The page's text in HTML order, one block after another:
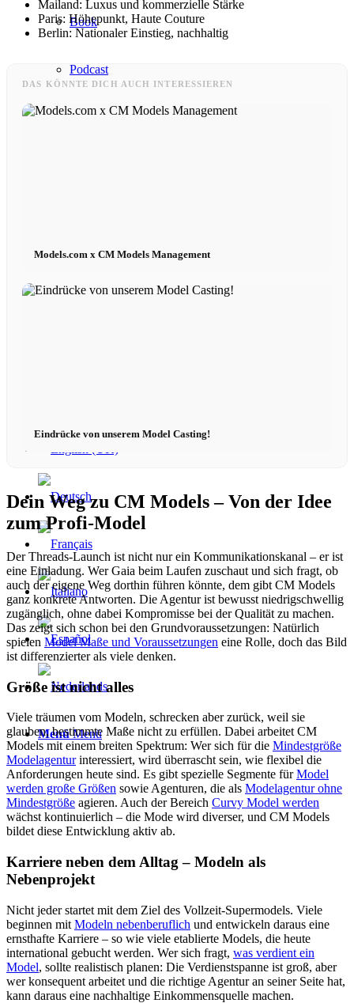
Book
Podcast
Peppa Of The Day
x Instagram
Menü Menü
Mailand: Luxus und kommerzielle Stärke
Paris: Höhepunkt, Haute Couture
Berlin: Nationaler Einstieg, nachhaltig
DAS KÖNNTE DICH AUCH INTERESSIEREN
Models.com x CM Models Management
Eindrücke von unserem Model Casting!
Dein Weg zu CM Models – Von der Idee
zum Profi-Model
Der Threads-Launch ist nicht nur ein Kommunikationskanal – er ist
eine Einladung. Wer Gaia beim Laufen zuschaut und sich fragt, ob
auch der eigene Weg dorthin führen könnte, dem gibt CM Models
ganz konkrete Antworten. Die Agentur ist bewusst niedrigschwellig
zugänglich, ohne dabei Kompromisse bei der Qualität zu machen.
Das zeigt sich schon bei den Grundvoraussetzungen: Natürlich
spielen Model Maße und Voraussetzungen eine Rolle, doch das Bild
ist differenzierter als viele denken.
Größe ist nicht alles
Viele träumen vom Modeln, schrecken aber zurück, weil sie
glauben, bestimmte Maße nicht zu erfüllen. Dabei arbeitet CM
Models mit einem breiten Spektrum: Wer sich für die Mindestgröße
Modelagenturinteressiert, wird überrascht sein, wie flexibel die
Anforderungen heute sind. Es gibt spezielle Segmente fürModel
werden große Größen sowie Agenturen, die als Modelagentur ohne
Mindestgröße agieren. Auch der Bereich Curvy Model werden
wächst kontinuierlich – die Mode wird diverser, und CM Models
bildet diese Entwicklung aktiv ab.
Karriere neben dem Alltag – Modeln als
Nebenprojekt
Nicht jeder startet mit dem Ziel des Vollzeit-Supermodels. Viele
beginnen mit Modeln nebenberuflich und entwickeln daraus eine
ernsthafte Karriere – so wie viele etablierte Models, die heute
international gebucht werden. Wer sich fragt, was verdient ein
Model, sollte realistisch planen: Die Verdienstspanne ist groß, aber
wer konsequent arbeitet und die richtige Agentur an seiner Seite hat,
kann daraus eine nachhaltige Einkommensquelle machen.